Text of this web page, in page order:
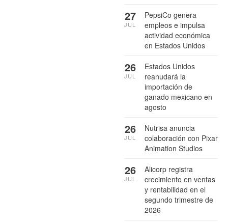
PepsiCo genera
empleos e impulsa
actividad económica
en Estados Unidos
27
JUL
Estados Unidos
reanudará la
importación de
ganado mexicano en
agosto
26
JUL
Nutrisa anuncia
colaboración con Pixar
Animation Studios
26
JUL
Alicorp registra
crecimiento en ventas
y rentabilidad en el
segundo trimestre de
2026
26
JUL